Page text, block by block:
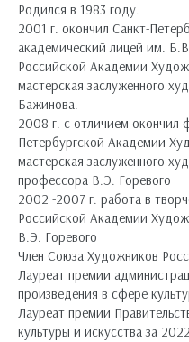
Родился в 1983 году.
2001 г. окончил Санкт-
академический лицей им.
Российской Академии
мастерская заслуженного
Бажинова.
2008 г. с отличием окончил
Петербургской Академии
мастерская заслуженного
профессора В.Э. Горевого
2002 -2007 г. работа в
Российской Академии
В.Э. Горевого
Член Союза Художников
Лауреат премии
произведения в сфере
Лауреат премии
культуры и искусства за